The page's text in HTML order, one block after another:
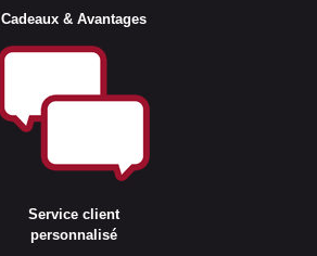
Cadeaux & Avantages
Service client
personnalisé